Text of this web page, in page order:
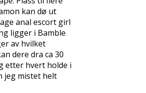
kan dø ut
anal escort girl
ligger i Bamble
av hvilket
dere dra ca 30
etter hvert holde i
jeg mistet helt